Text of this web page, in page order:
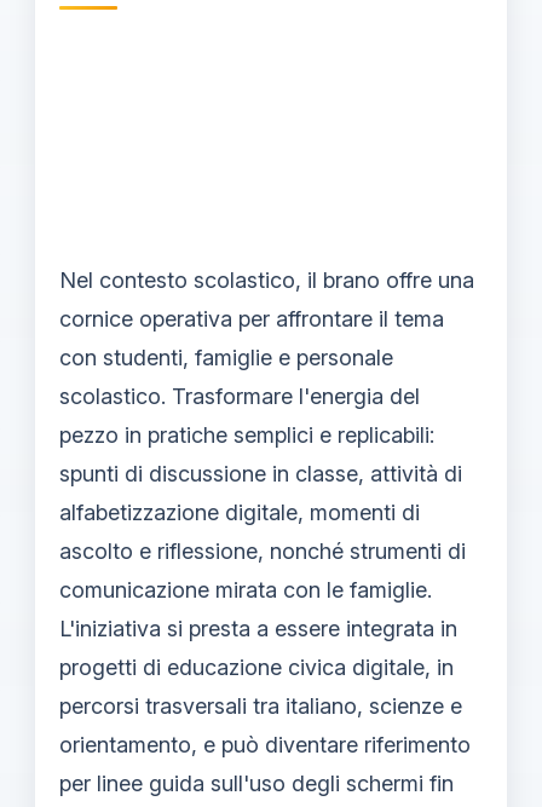
Nel contesto scolastico, il brano offre una
cornice operativa per affrontare il tema
con studenti, famiglie e personale
scolastico. Trasformare l'energia del
pezzo in pratiche semplici e replicabili:
spunti di discussione in classe, attività di
alfabetizzazione digitale, momenti di
ascolto e riflessione, nonché strumenti di
comunicazione mirata con le famiglie.
L'iniziativa si presta a essere integrata in
progetti di educazione civica digitale, in
percorsi trasversali tra italiano, scienze e
orientamento, e può diventare riferimento
per linee guida sull'uso degli schermi fin